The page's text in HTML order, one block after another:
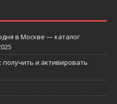
в Москве — каталог
и активировать